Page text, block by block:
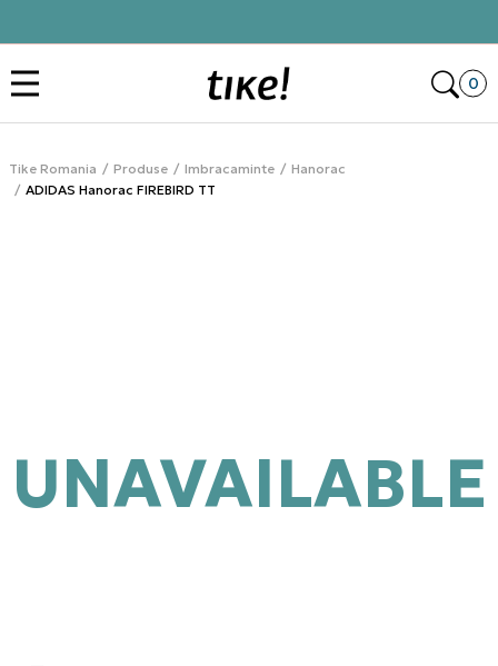
0
Tike Romania Produse Imbracaminte
Hanorac
ADIDAS Hanorac FIREBIRD TT
UNAVAILABLE